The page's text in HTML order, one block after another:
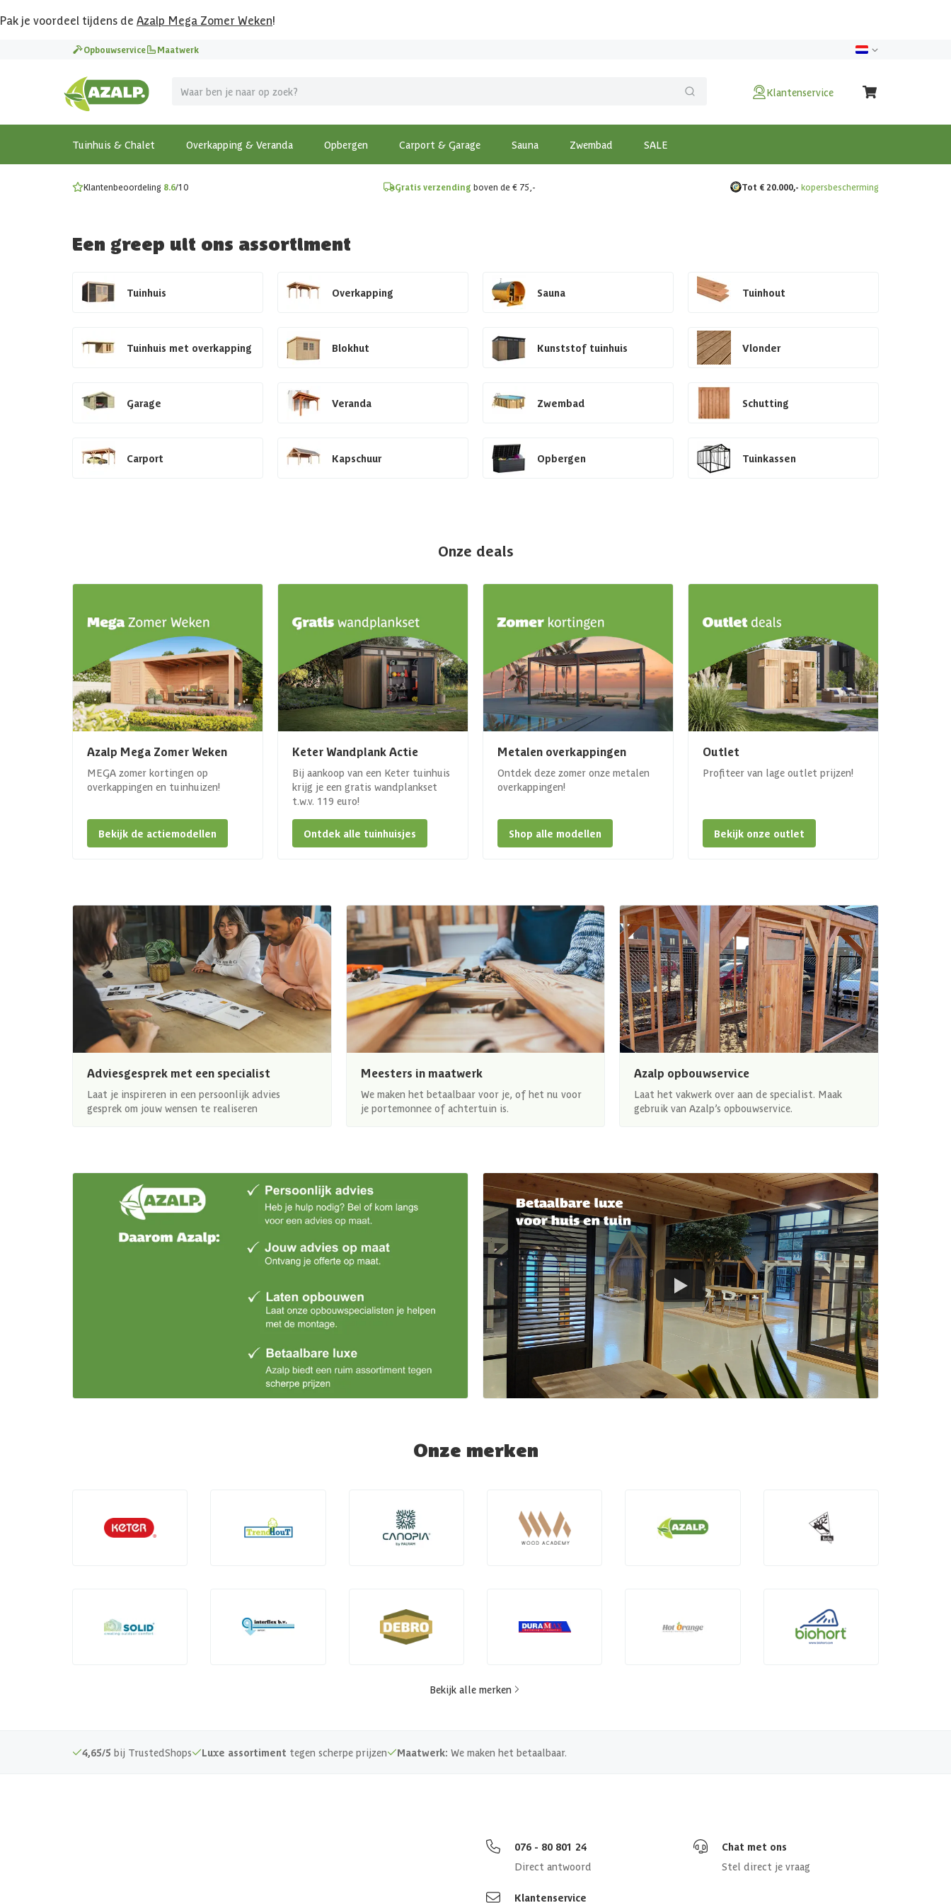
Pak je voordeel tijdens de Azalp Mega Zomer Weken!
Opbouwservice Maatwerk
Klantenservice
Tuinhuis & Chalet Overkapping & Veranda Opbergen Carport & Garage Sauna Zwembad SALE
Vier vakantie in je tuin
MEGA zomer kortingen op overkappingen en tuinhuizen!
Bekijk de actiemodellen
Gratis wandplankset
Ontdek onze metalen overkappingen
Klantenbeoordeling 8.6/10 Gratis verzending boven de € 75,- Tot € 20.000,- kopersbescherming
Een greep uit ons assortiment
Tuinhuis Overkapping Sauna Tuinhout
Tuinhuis met overkapping Blokhut Kunststof tuinhuis Vlonder
Garage Veranda Zwembad Schutting
Carport Kapschuur Opbergen Tuinkassen
Onze deals
Azalp Mega Zomer Weken
MEGA zomer kortingen op
overkappingen en tuinhuizen!
Bekijk de actiemodellen
Keter Wandplank Actie
Bij aankoop van een Keter tuinhuis
krijg je een gratis wandplankset
t.w.v. 119 euro!
Ontdek alle tuinhuisjes
Metalen overkappingen
Ontdek deze zomer onze metalen
overkappingen!
Shop alle modellen
Outlet
Profiteer van lage outlet prijzen!
Bekijk onze outlet
Adviesgesprek met een specialist
Laat je inspireren in een persoonlijk advies
gesprek om jouw wensen te realiseren
Meesters in maatwerk
We maken het betaalbaar voor je, of het nu voor
je portemonnee of achtertuin is.
Azalp opbouwservice
Laat het vakwerk over aan de specialist. Maak
gebruik van Azalp’s opbouwservice.
Onze merken
Bekijk alle merken
4,65/5 bij TrustedShops Luxe assortiment tegen scherpe prijzen Maatwerk: We maken het betaalbaar.
076 - 80 801 24
Direct antwoord
Chat met ons
Stel direct je vraag
Klantenservice